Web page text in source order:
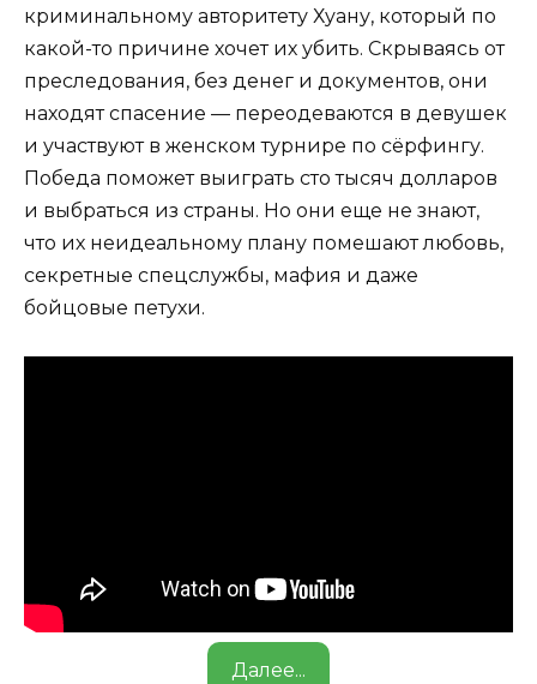
криминальному авторитету Хуану, который по
какой-то причине хочет их убить. Скрываясь от
преследования, без денег и документов, они
находят спасение — переодеваются в девушек
и участвуют в женском турнире по сёрфингу.
Победа поможет выиграть сто тысяч долларов
и выбраться из страны. Но они еще не знают,
что их неидеальному плану помешают любовь,
секретные спецслужбы, мафия и даже
бойцовые петухи.
Далее...